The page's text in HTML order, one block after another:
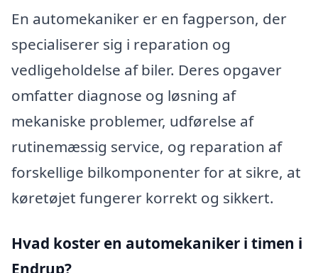
En automekaniker er en fagperson, der
specialiserer sig i reparation og
vedligeholdelse af biler. Deres opgaver
omfatter diagnose og løsning af
mekaniske problemer, udførelse af
rutinemæssig service, og reparation af
forskellige bilkomponenter for at sikre, at
køretøjet fungerer korrekt og sikkert.
Hvad koster en automekaniker i timen i
Endrup?